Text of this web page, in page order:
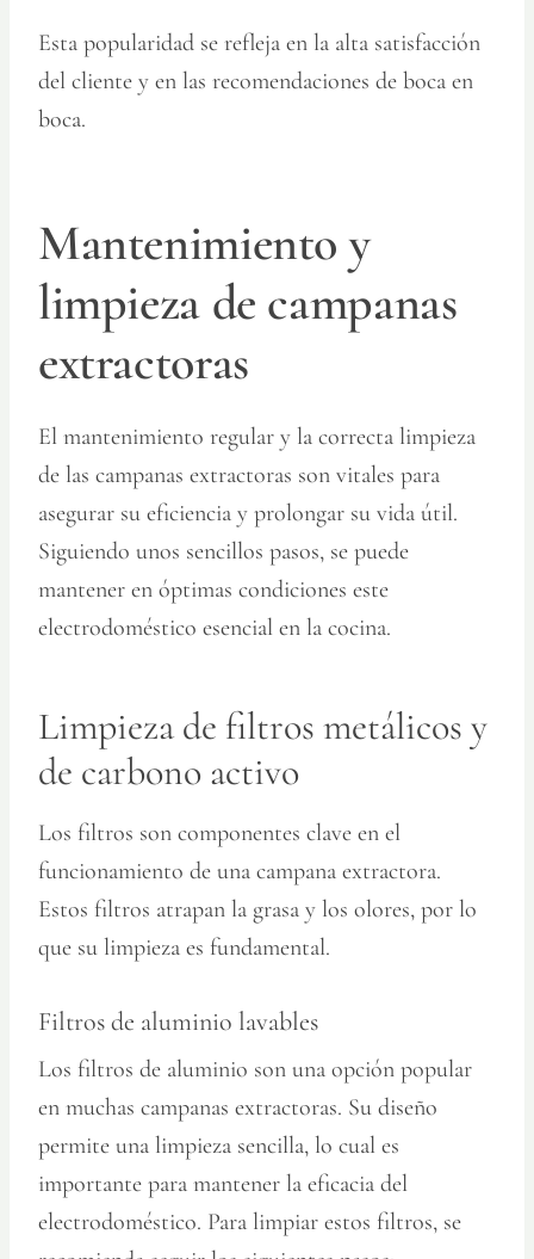
Esta popularidad se refleja en la alta satisfacción
del cliente y en las recomendaciones de boca en
boca.
Mantenimiento y
limpieza de campanas
extractoras
El mantenimiento regular y la correcta limpieza
de las campanas extractoras son vitales para
asegurar su eficiencia y prolongar su vida útil.
Siguiendo unos sencillos pasos, se puede
mantener en óptimas condiciones este
electrodoméstico esencial en la cocina.
Limpieza de filtros metálicos y
de carbono activo
Los filtros son componentes clave en el
funcionamiento de una campana extractora.
Estos filtros atrapan la grasa y los olores, por lo
que su limpieza es fundamental.
Filtros de aluminio lavables
Los filtros de aluminio son una opción popular
en muchas campanas extractoras. Su diseño
permite una limpieza sencilla, lo cual es
importante para mantener la eficacia del
electrodoméstico. Para limpiar estos filtros, se